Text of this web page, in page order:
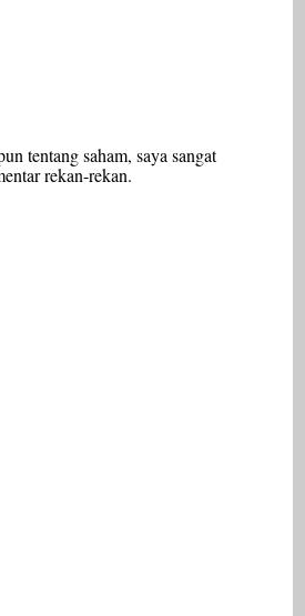
tentang saham, saya sangat
rekan-rekan.